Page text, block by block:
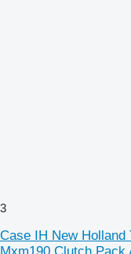
3
Case IH New Holland